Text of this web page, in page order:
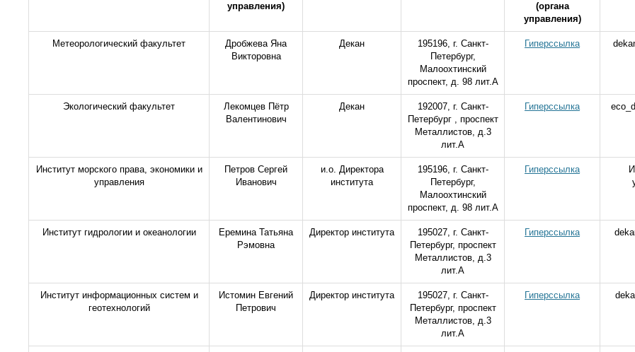
управления)
(органа
управления)
Метеорологический факультет
Дробжева Яна
Викторовна
Декан
195196, г. Санкт-
Петербург,
Малоохтинский
проспект, д. 98 лит.А
Гиперссылка
Экологический факультет
Лекомцев Пётр
Валентинович
Декан
192007, г. Санкт-
Петербург , проспект
Металлистов, д.3
лит.А
Гиперссылка
Институт морского права, экономики и
управления
Петров Сергей
Иванович
и.о. Директора
института
195196, г. Санкт-
Петербург,
Малоохтинский
проспект, д. 98 лит.А
Гиперссылка
Институт гидрологии и океанологии
Еремина Татьяна
Рэмовна
Директор института
195027, г. Санкт-
Петербург, проспект
Металлистов, д.3
лит.А
Гиперссылка
Институт информационных систем и
геотехнологий
Истомин Евгений
Петрович
Директор института
195027, г. Санкт-
Петербург, проспект
Металлистов, д.3
лит.А
Гиперссылка